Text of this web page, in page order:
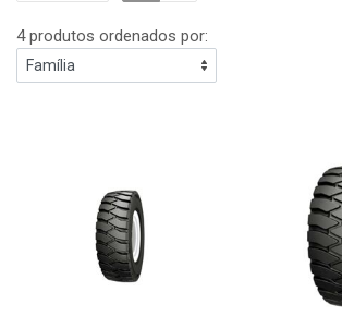
4 produtos ordenados por: